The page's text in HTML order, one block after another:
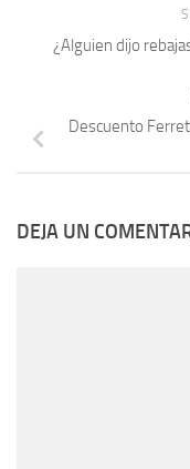
¿Alguien dijo
Descuento
DEJA UN